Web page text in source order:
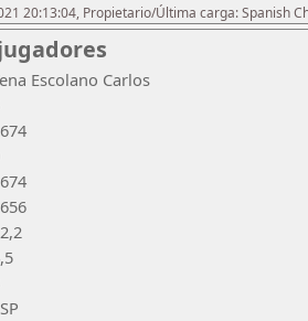
20:13:04, Propietario/Última carga: Spanish
Escolano Carlos